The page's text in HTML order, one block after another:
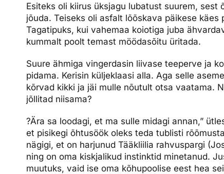
Esiteks oli kiirus üksjagu lubatust suurem,
jõuda. Teiseks oli asfalt lõõskava päikese
Tagatipuks, kui vahemaa koiotiga juba
kummalt poolt temast möödasõitu üritada.
Suure ähmiga vingerdasin liivase teeperve ja
pidama. Kerisin küljeklaasi alla. Aga selle
kõrvad kikki ja jäi mulle nõutult otsa vaatama.
jõllitad niisama?
?Ära sa loodagi, et ma sulle midagi annan,”
et pisikegi õhtusöök oleks teda tublisti
nägigi, et on harjunud Tääkliilia rahvuspargi
ning on oma kiskjalikud instinktid minetanud.
muutuks, vaid ise oma kõhupoolise eest hea